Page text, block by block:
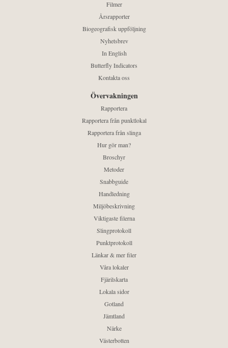
Filmer
Årsrapporter
Biogeografisk uppföljning
Nyhetsbrev
In English
Butterfly Indicators
Kontakta oss
Övervakningen
Rapportera
Rapportera från punktlokal
Rapportera från slinga
Hur gör man?
Broschyr
Metoder
Snabbguide
Handledning
Miljöbeskrivning
Viktigaste filerna
Slingprotokoll
Punktprotokoll
Länkar & mer filer
Våra lokaler
Fjärilskarta
Lokala sidor
Gotland
Jämtland
Närke
Västerbotten